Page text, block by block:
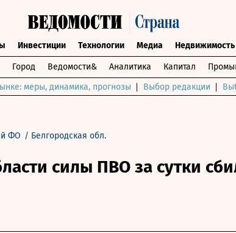
Инвестиции Технологии Медиа Недвижимость
Город Ведомости& Аналитика Капитал
меры, динамика, прогнозы Выбор редакции
ФО / Белгородская обл.
силы ПВО за сутки